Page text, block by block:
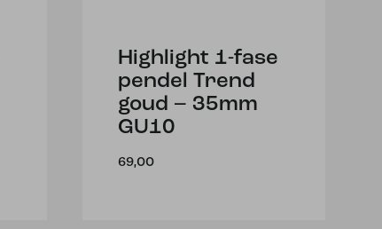
Highlight 1-fase
pendel Trend
goud – 35mm
GU10
69,00